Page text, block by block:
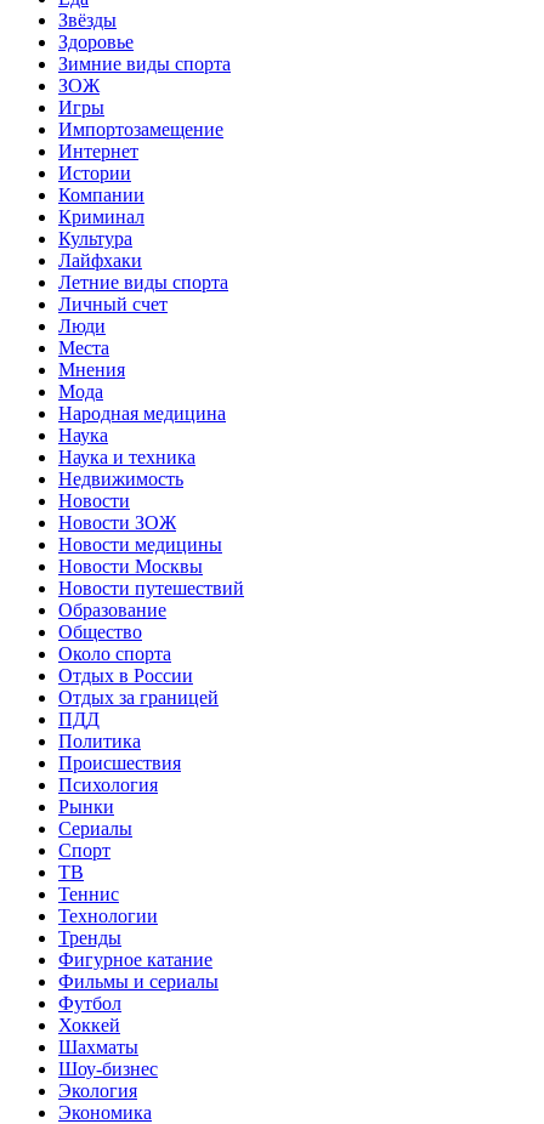
Звёзды
Здоровье
Зимние виды спорта
ЗОЖ
Игры
Импортозамещение
Интернет
Истории
Компании
Криминал
Культура
Лайфхаки
Летние виды спорта
Личный счет
Люди
Места
Мнения
Мода
Народная медицина
Наука
Наука и техника
Недвижимость
Новости
Новости ЗОЖ
Новости медицины
Новости Москвы
Новости путешествий
Образование
Общество
Около спорта
Отдых в России
Отдых за границей
ПДД
Политика
Происшествия
Психология
Рынки
Сериалы
Спорт
ТВ
Теннис
Технологии
Тренды
Фигурное катание
Фильмы и сериалы
Футбол
Хоккей
Шахматы
Шоу-бизнес
Экология
Экономика